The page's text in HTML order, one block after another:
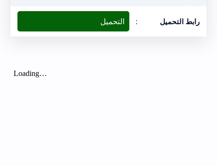
رابط التحميل : التحميل